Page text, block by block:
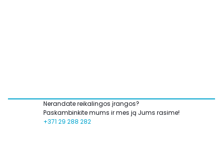
Nerandate reikalingos įrangos?
Paskambinkite mums ir mes ją Jums rasime!
+371 29 288 282